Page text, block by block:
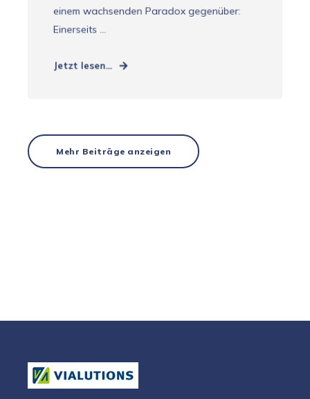
einem wachsenden Paradox gegenüber:
Einerseits ...
Jetzt lesen...
Mehr Beiträge anzeigen